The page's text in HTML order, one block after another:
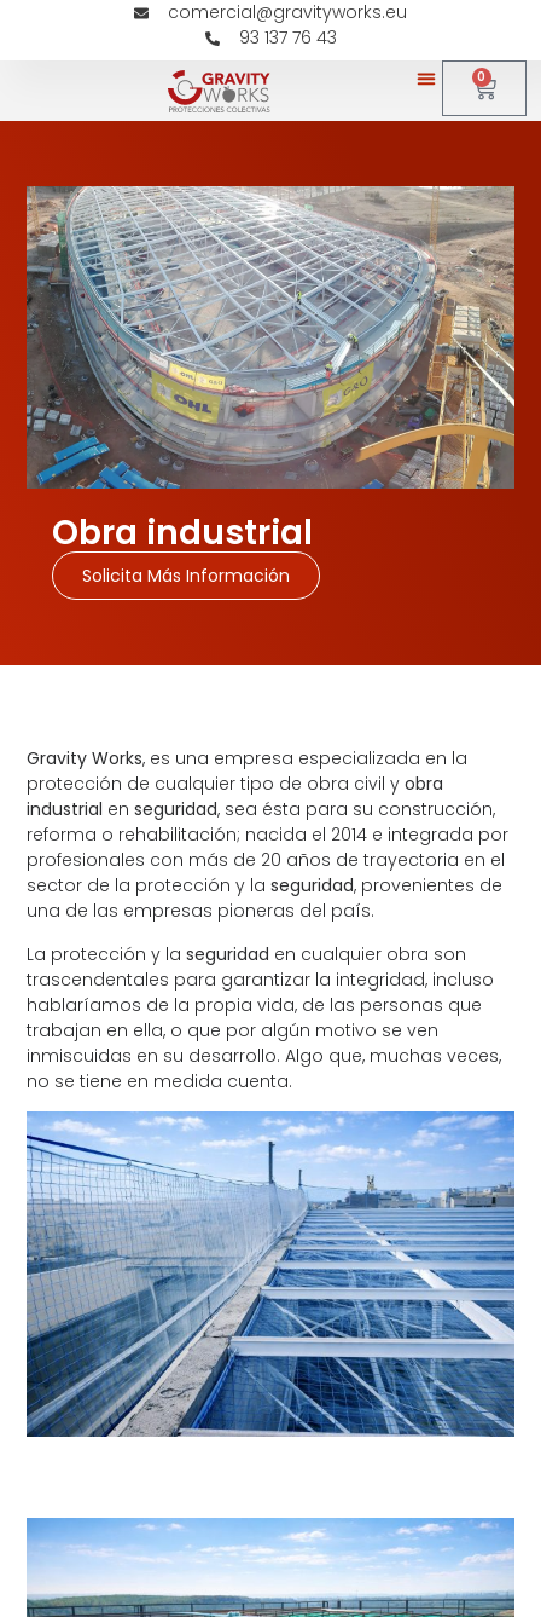
comercial@gravityworks.eu
93 137 76 43
0
Obra industrial
Solicita Más Información
Gravity Works, es una empresa especializada en la
protección de cualquier tipo de obra civil yobra
industrial enseguridad, sea ésta para su construcción,
reforma o rehabilitación; nacida el 2014 e integrada por
profesionales con más de 20 años de trayectoria en el
sector de la protección y laseguridad, provenientes de
una de las empresas pioneras del país.
La protección y laseguridad en cualquier obra son
trascendentales para garantizar la integridad, incluso
hablaríamos de la propia vida, de las personas que
trabajan en ella, o que por algún motivo se ven
inmiscuidas en su desarrollo. Algo que, muchas veces,
no se tiene en medida cuenta.